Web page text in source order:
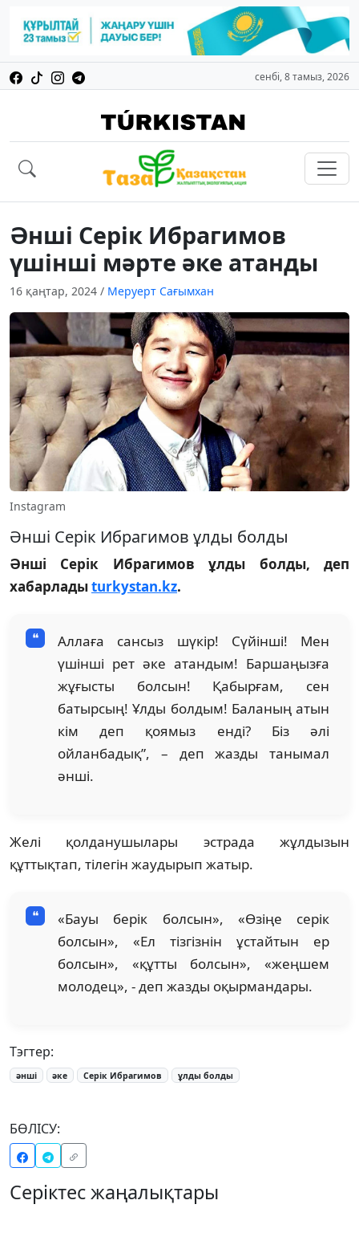
сенбі, 8 тамыз, 2026
Әнші Серік Ибрагимов
үшінші мәрте әке атанды
16 қаңтар, 2024 / Меруерт Сағымхан
Instagram
Әнші Серік Ибрагимов ұлды болды
Әнші Серік Ибрагимов ұлды болды, деп
хабарладыturkystan.kz.
Аллаға сансыз шүкір! Сүйінші! Мен
үшінші рет әке атандым! Баршаңызға
жұғысты болсын! Қабырғам, сен
батырсың! Ұлды болдым! Баланың атын
кім деп қоямыз енді? Біз әлі
ойланбадық”, – деп жазды танымал
әнші.
Желі қолданушылары эстрада жұлдызын
құттықтап, тілегін жаудырып жатыр.
«Бауы берік болсын», «Өзіңе серік
болсын», «Ел тізгізнін ұстайтын ер
болсын», «құтты болсын», «жеңшем
молодец», - деп жазды оқырмандары.
Тэгтер:
әнші әке Серік Ибрагимов ұлды болды
БӨЛІСУ:
Серіктес жаңалықтары